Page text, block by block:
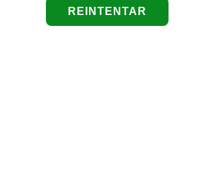
REINTENTAR